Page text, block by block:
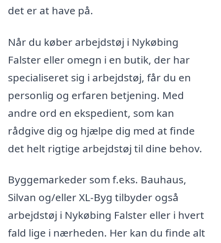
det er at have på.
Når du køber arbejdstøj i Nykøbing
Falster eller omegn i en butik, der har
specialiseret sig i arbejdstøj, får du en
personlig og erfaren betjening. Med
andre ord en ekspedient, som kan
rådgive dig og hjælpe dig med at finde
det helt rigtige arbejdstøj til dine behov.
Byggemarkeder som f.eks. Bauhaus,
Silvan og/eller XL-Byg tilbyder også
arbejdstøj i Nykøbing Falster eller i hvert
fald lige i nærheden. Her kan du finde alt